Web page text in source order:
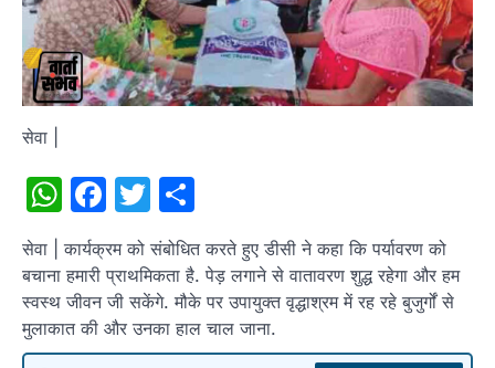
सेवा |
WhatsApp
Facebook
Twitter
सेवा | कार्यक्रम को संबोधित करते हुए डीसी ने कहा कि पर्यावरण को
बचाना हमारी प्राथमिकता है. पेड़ लगाने से वातावरण शुद्ध रहेगा और हम
स्वस्थ जीवन जी सकेंगे. मौके पर उपायुक्त वृद्धाश्रम में रह रहे बुजुर्गों से
मुलाकात की और उनका हाल चाल जाना.